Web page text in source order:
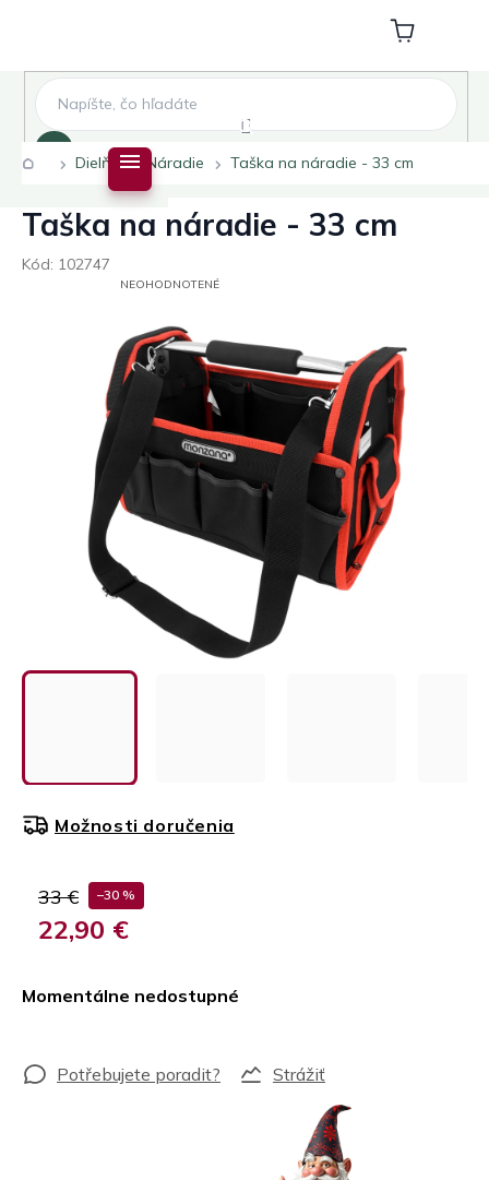
Nákupný
košík
Domov
Dielňa Náradie Taška na náradie - 33 cm
Taška na náradie - 33 cm
Kód: 102747
PRIEMERNÉ
HVIEZDIČIEK.
NEOHODNOTENÉ
33 € –30 %
22,90 €
Momentálne nedostupné
Možnosti doručenia
Strážiť